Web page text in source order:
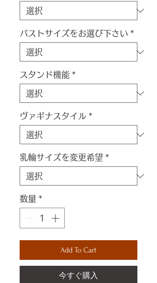
バストサイズをお選び下さい *
スタンド機能 *
ヴァギナスタイル *
乳輪サイズを変更希望 *
数量 *
Add To Cart
今すぐ購入